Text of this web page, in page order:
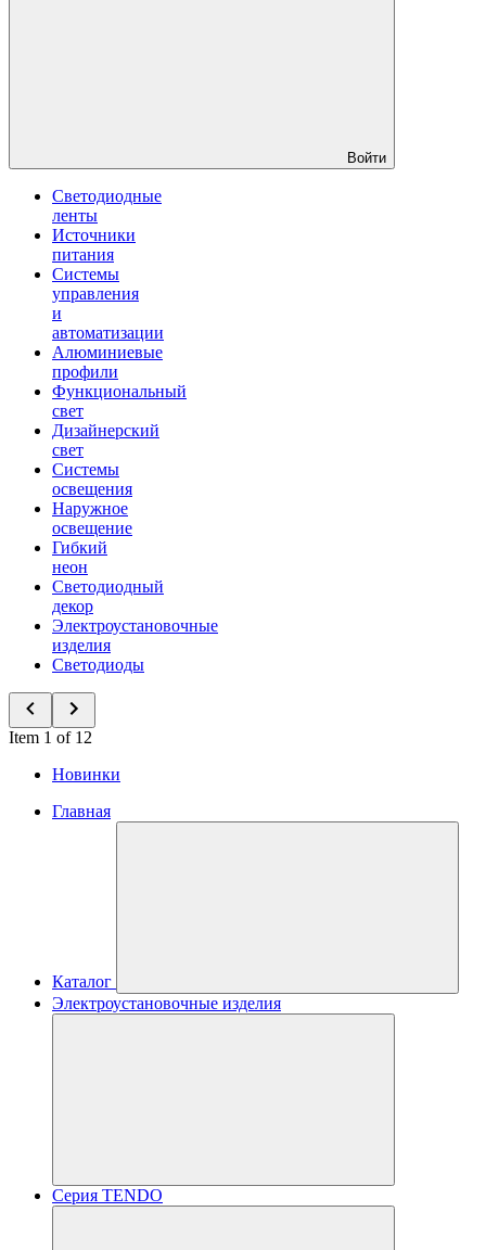
Войти
Светодиодные
ленты
Источники
питания
Системы
управления
и
автоматизации
Алюминиевые
профили
Функциональный
свет
Дизайнерский
свет
Системы
освещения
Наружное
освещение
Гибкий
неон
Светодиодный
декор
Электроустановочные
изделия
Светодиоды
Item 1 of 12
Новинки
Главная
Каталог
Электроустановочные изделия
Серия TENDO